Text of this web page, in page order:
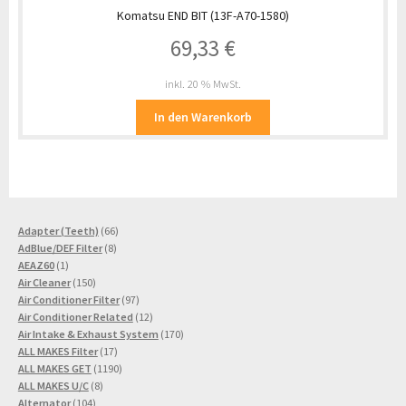
Komatsu END BIT (13F-A70-1580)
69,33 €
inkl. 20 % MwSt.
In den Warenkorb
Adapter (Teeth) 6666
Produkte
AdBlue/DEF Filter 88
AEAZ60 11
Produkt
Air Cleaner 150150
Produkte
Air Conditioner Filter 9797
Produkte
Air Conditioner Related 1212
Produkte
Air Intake & Exhaust System 170170
ALL MAKES Filter 1717
Produkte
ALL MAKES GET 11901190
ALL MAKES U/C 88
Alternator 104104